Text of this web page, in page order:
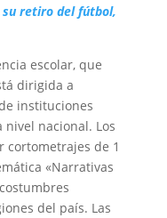
su retiro del fútbol,
escolar, que
dirigida a
instituciones
nacional. Los
de 1
«Narrativas
del país. Las